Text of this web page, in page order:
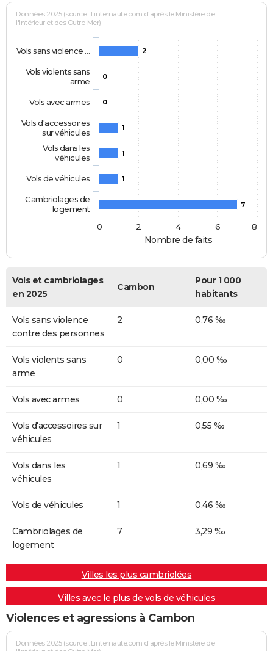
Nombre de faits
Données 2025 (source : Linternaute.com d'après le Ministère de
l'Intérieur et des Outre-Mer)
2
0
0
1
1
1
7
Vols sans violence …
Vols violents sans
arme
Vols avec armes
Vols d'accessoires
sur véhicules
Vols dans les
véhicules
Vols de véhicules
Cambriolages de
logement
0
2 4 6 8
Vols et cambriolages
en 2025
Cambon
Pour 1 000
habitants
Vols sans violence
contre des personnes
2 0,76 ‰
Vols violents sans
arme
0 0,00 ‰
Vols avec armes 0 0,00 ‰
Vols d'accessoires sur
véhicules
1 0,55 ‰
Vols dans les
véhicules
1 0,69 ‰
Vols de véhicules 1 0,46 ‰
Cambriolages de
logement
7 3,29 ‰
Villes les plus cambriolées
Villes avec le plus de vols de véhicules
Violences et agressions à Cambon
Données 2025 (source : Linternaute.com d'après le Ministère de